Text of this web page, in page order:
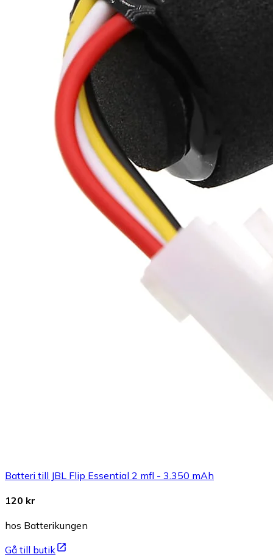
Batteri till JBL Flip Essential 2 mfl - 3.350 mAh
120 kr
hos Batterikungen
Gå till butik